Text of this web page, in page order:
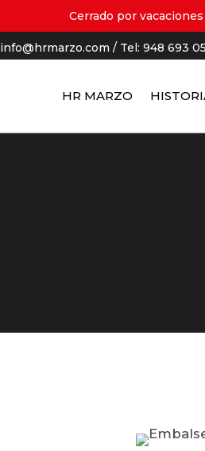
Cerrado por
info@hrmarzo.com / Tel: 948 693
HR MARZO